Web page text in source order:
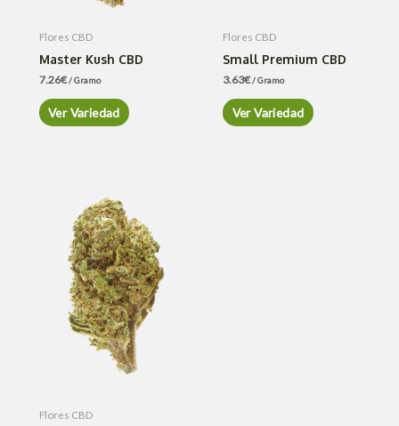
Flores CBD
Master Kush CBD
7.26€/ Gramo
Ver Variedad
Flores CBD
Small Premium CBD
3.63€/ Gramo
Ver Variedad
Flores CBD